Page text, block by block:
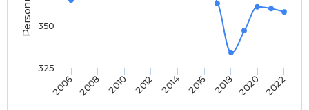
2006 2008 2010 2012 2014 2016 2018 2020 2022
325
350